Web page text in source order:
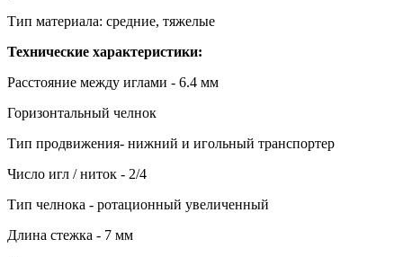
Тип материала: средние, тяжелые
Технические характеристики:
Расстояние между иглами - 6.4 мм
Горизонтальный челнок
Тип продвижения- нижний и игольный транспортер
Число игл / ниток - 2/4
Тип челнока - ротационный увеличенный
Длина стежка - 7 мм